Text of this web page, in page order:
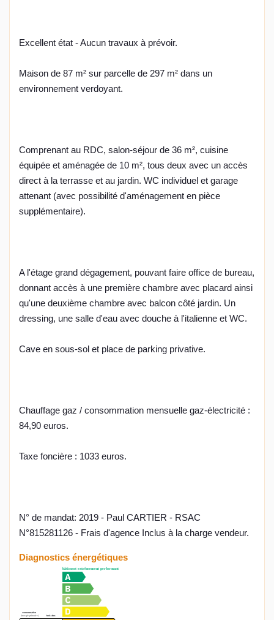
Excellent état - Aucun travaux à prévoir.
Maison de 87 m² sur parcelle de 297 m² dans un
environnement verdoyant.
Comprenant au RDC, salon-séjour de 36 m², cuisine
équipée et aménagée de 10 m², tous deux avec un accès
direct à la terrasse et au jardin. WC individuel et garage
attenant (avec possibilité d'aménagement en pièce
supplémentaire).
A l'étage grand dégagement, pouvant faire office de bureau,
donnant accès à une première chambre avec placard ainsi
qu'une deuxième chambre avec balcon côté jardin. Un
dressing, une salle d'eau avec douche à l'italienne et WC.
Cave en sous-sol et place de parking privative.
Chauffage gaz / consommation mensuelle gaz-électricité :
84,90 euros.
Taxe foncière : 1033 euros.
N° de mandat: 2019 - Paul CARTIER - RSAC
N°815281126 - Frais d'agence Inclus à la charge vendeur.
Diagnostics énergétiques